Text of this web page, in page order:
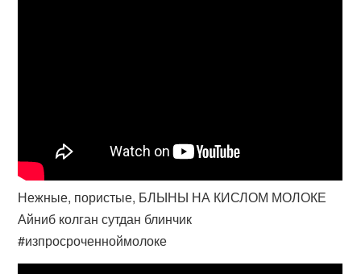
Нежные, пористые, БЛЫНЫ НА КИСЛОМ МОЛОКЕ
Айниб колган сутдан блинчик
#изпросроченноймолоке